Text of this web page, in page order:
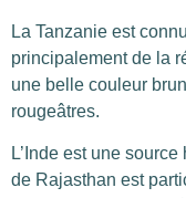
La Tanzanie est
principalement de la
une belle couleur
rougeâtres.
L’Inde est une
de Rajasthan est